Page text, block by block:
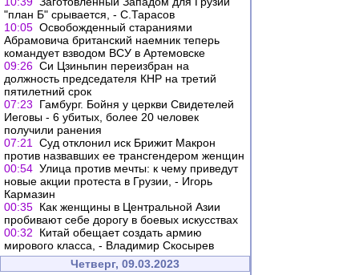
"план Б" срывается, - С.Тарасов
10:05 Освобожденный стараниями
Абрамовича британский наемник теперь
командует взводом ВСУ в Артемовске
09:26 Си Цзиньпин переизбран на
должность председателя КНР на третий
пятилетний срок
07:23
Гамбург. Бойня у церкви Свидетелей
Иеговы - 6 убитых, более 20 человек
получили ранения
07:21
Суд отклонил иск Брижит Макрон
против назвавших ее трансгендером женщин
00:54 Улица против мечты: к чему приведут
новые акции протеста в Грузии, - Игорь
Кармазин
00:35 Как женщины в Центральной Азии
пробивают себе дорогу в боевых искусствах
00:32
Китай обещает создать армию
мирового класса, - Владимир Скосырев
Четверг, 09.03.2023